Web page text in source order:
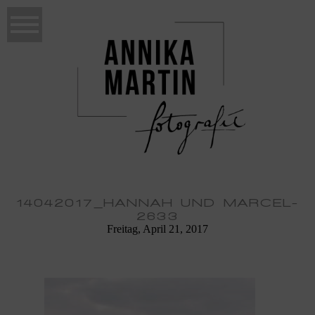
14042017_HANNAH UND MARCEL-
2633
Freitag, April 21, 2017